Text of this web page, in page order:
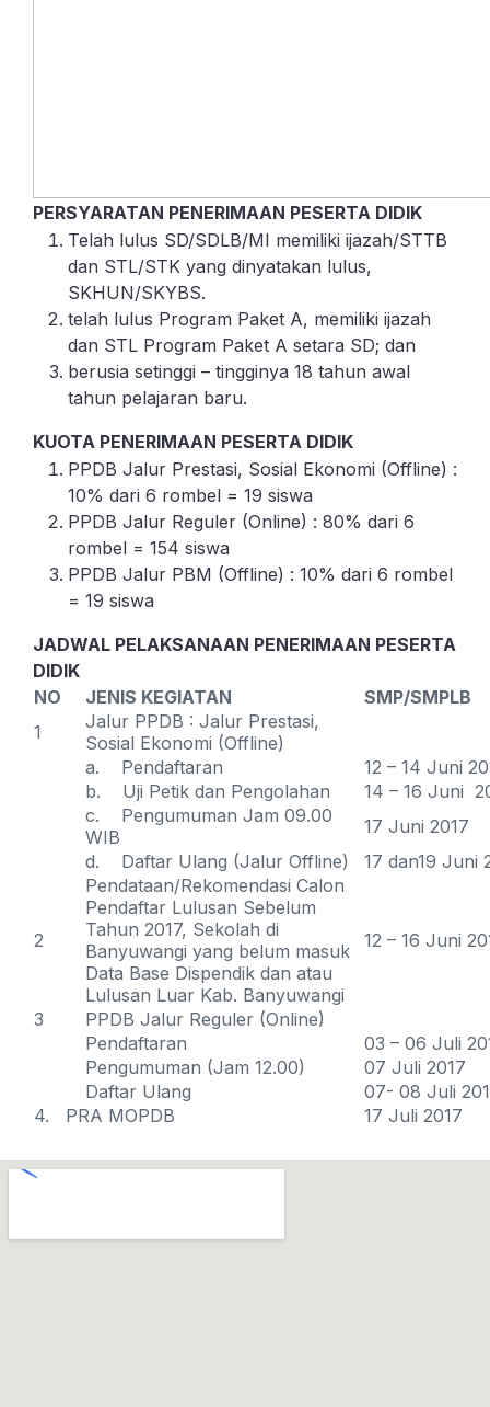
PERSYARATAN PENERIMAAN PESERTA DIDIK
Telah lulus SD/SDLB/MI memiliki ijazah/STTB
dan STL/STK yang dinyatakan lulus,
SKHUN/SKYBS.
telah lulus Program Paket A, memiliki ijazah
dan STL Program Paket A setara SD; dan
berusia setinggi – tingginya 18 tahun awal
tahun pelajaran baru.
KUOTA PENERIMAAN PESERTA DIDIK
PPDB Jalur Prestasi, Sosial Ekonomi (Offline) :
10% dari 6 rombel = 19 siswa
PPDB Jalur Reguler (Online) : 80% dari 6
rombel = 154 siswa
PPDB Jalur PBM (Offline) : 10% dari 6 rombel
= 19 siswa
JADWAL PELAKSANAAN PENERIMAAN PESERTA
DIDIK
NO
JENIS KEGIATAN SMP/SMPLB
1
Jalur PPDB : Jalur Prestasi,
Sosial Ekonomi (Offline)
a. Pendaftaran
12 – 14 Juni
b. Uji Petik dan Pengolahan
14 – 16 Juni
c. Pengumuman Jam 09.00
WIB
17 Juni 2017
d. Daftar Ulang (Jalur Offline)
17 dan19 Juni
2
Pendataan/Rekomendasi Calon
Pendaftar Lulusan Sebelum
Tahun 2017, Sekolah di
Banyuwangi yang belum masuk
Data Base Dispendik dan atau
Lulusan Luar Kab. Banyuwangi
12 – 16 Juni
3
PPDB Jalur Reguler (Online)
Pendaftaran
03 – 06 Juli
Pengumuman (Jam 12.00)
07 Juli 2017
Daftar Ulang
07- 08 Juli
4. PRA MOPDB
17 Juli 2017